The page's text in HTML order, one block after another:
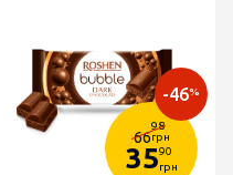
66
98
грн
3590
грн
-46%